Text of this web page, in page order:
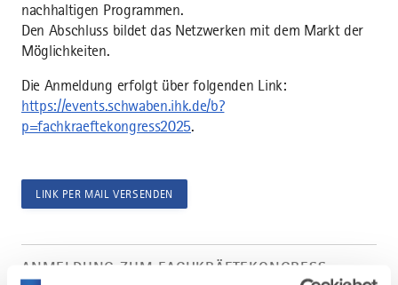
nachhaltigen Programmen.
Den Abschluss bildet das Netzwerken mit dem Markt der
Möglichkeiten.
Die Anmeldung erfolgt über folgenden Link:
https://events.schwaben.ihk.de/b?
p=fachkraeftekongress2025.
LINK PER MAIL VERSENDEN
ANMELDUNG ZUM FACHKRÄFTEKONGRESS
Anmeldung
zum